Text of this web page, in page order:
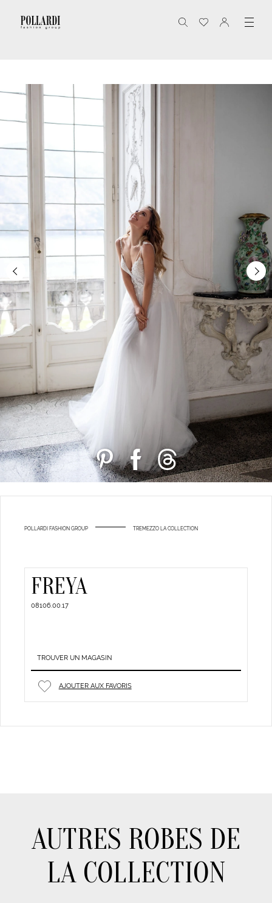
POLLARDI FASHION GROUP TREMEZZO LA COLLECTION
FREYA
08106.00.17
TROUVER UN MAGASIN
AJOUTER AUX FAVORIS
AUTRES ROBES DE
LA COLLECTION